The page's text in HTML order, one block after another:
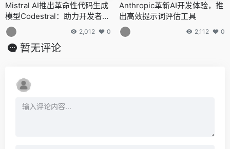
Mistral AI推出革命性代码生成
模型Codestral：助力开发者提
高编码效率与质量
2,012 0
Anthropic革新AI开发体验，推
出高效提示词评估工具
2,112 0
暂无评论